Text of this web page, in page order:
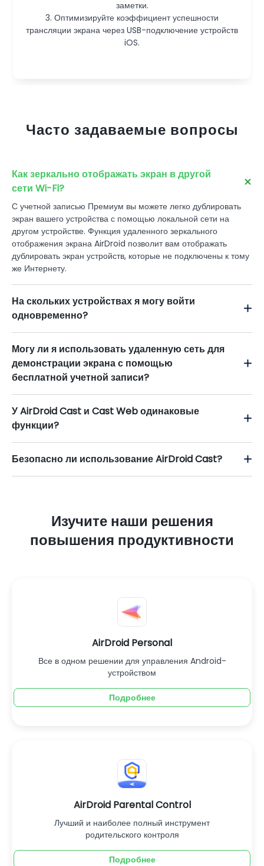
заметки.
3. Оптимизируйте коэффициент успешности
трансляции экрана через USB-подключение устройств
iOS.
iOS.
заметки.
3. Оптимизируйте коэффициент успешности
трансляции экрана через USB-подключение устройств
iOS.
Часто задаваемые вопросы
Как зеркально отображать экран в другой
сети Wi-Fi?
С учетной записью Премиум вы можете легко дублировать
экран вашего устройства с помощью локальной сети на
другом устройстве. Функция удаленного зеркального
отображения экрана AirDroid позволит вам отображать
дублировать экран устройств, которые не подключены к тому
же Интернету.
На скольких устройствах я могу войти
одновременно?
Могу ли я использовать удаленную сеть для
демонстрации экрана с помощью
бесплатной учетной записи?
У AirDroid Cast и Cast Web одинаковые
функции?
Безопасно ли использование AirDroid Cast?
Изучите наши решения
повышения продуктивности
AirDroid Personal
Все в одном решении для управления Android-
устройством
Подробнее
AirDroid Parental Control
Лучший и наиболее полный инструмент
родительского контроля
Подробнее